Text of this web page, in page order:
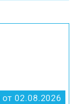
02.08.2026